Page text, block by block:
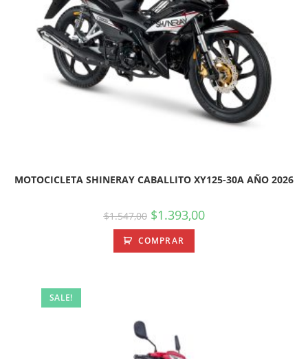
MOTOCICLETA SHINERAY CABALLITO XY125-30A AÑO 2026
$1.547,00 $1.393,00
COMPRAR
SALE!